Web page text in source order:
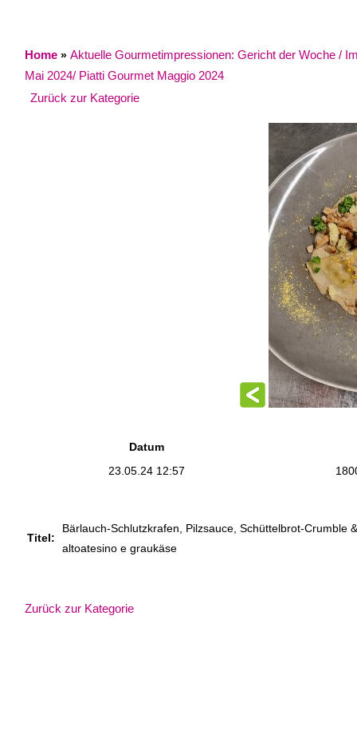
Home » Aktuelle Gourmetimpressionen: Gericht der Woche /
Mai 2024/ Piatti Gourmet Maggio 2024
Zurück zur Kategorie
Datum
23.05.24 12:57
Titel:
Bärlauch-Schlutzkrafen, Pilzsauce, Schüttelbrot-Crumble
altoatesino e graukäse
Zurück zur Kategorie